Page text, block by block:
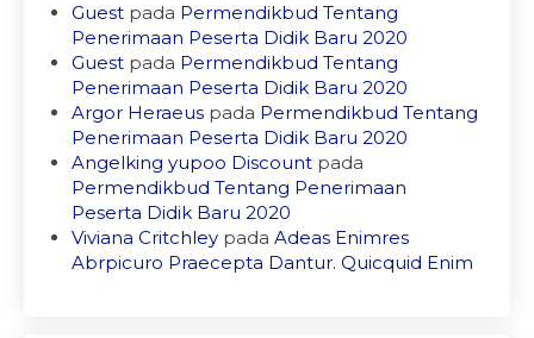
Guest pada Permendikbud Tentang
Penerimaan Peserta Didik Baru 2020
Guest pada Permendikbud Tentang
Penerimaan Peserta Didik Baru 2020
Argor Heraeus pada Permendikbud Tentang
Penerimaan Peserta Didik Baru 2020
Angelking yupoo Discount pada
Permendikbud Tentang Penerimaan
Peserta Didik Baru 2020
Viviana Critchley pada Adeas Enimres
Abrpicuro Praecepta Dantur. Quicquid Enim